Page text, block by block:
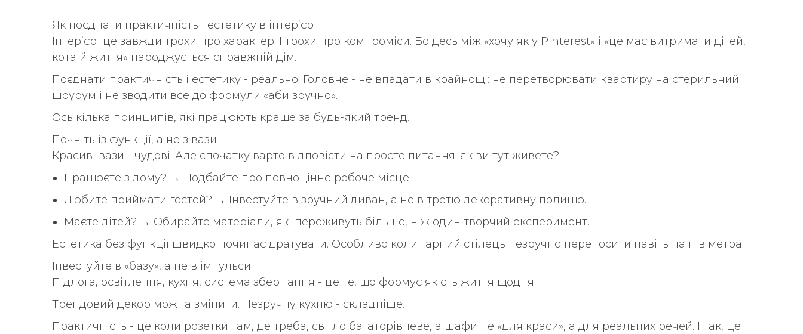
Як поєднати практичність і естетику в інтер’єрі
Інтер’єр це завжди трохи про характер. І трохи про компроміси. Бо десь між «хочу як у Pinterest» і «це має витримати дітей,
кота й життя» народжується справжній дім.
Поєднати практичність і естетику - реально. Головне - не впадати в крайнощі: не перетворювати квартиру на стерильний
шоурум і не зводити все до формули «аби зручно».
Ось кілька принципів, які працюють краще за будь-який тренд.
Почніть із функції, а не з вази
Красиві вази - чудові. Але спочатку варто відповісти на просте питання: як ви тут живете?
Працюєте з дому? → Подбайте про повноцінне робоче місце.
Любите приймати гостей? → Інвестуйте в зручний диван, а не в третю декоративну полицю.
Маєте дітей? → Обирайте матеріали, які переживуть більше, ніж один творчий експеримент.
Естетика без функції швидко починає дратувати. Особливо коли гарний стілець незручно переносити навіть на пів метра.
Інвестуйте в «базу», а не в імпульси
Підлога, освітлення, кухня, система зберігання - це те, що формує якість життя щодня.
Трендовий декор можна змінити. Незручну кухню - складніше.
Практичність - це коли розетки там, де треба, світло багаторівневе, а шафи не «для краси», а для реальних речей. І так, це